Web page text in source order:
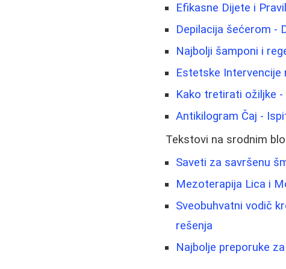
Efikasne Dijete i
Depilacija šećerom -
Najbolji šamponi i
Estetske Intervencije
Kako tretirati ožiljke
Antikilogram Čaj -
Tekstovi na srodnim
Saveti za savršenu
Mezoterapija Lica i
Sveobuhvatni vodič
rešenja
Najbolje preporuke